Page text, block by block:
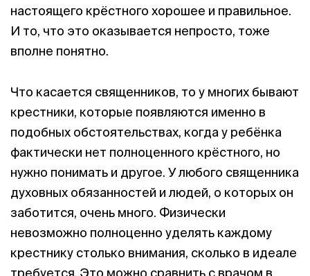
настоящего крёстного хорошее и правильное.
И то, что это оказывается непросто, тоже
вполне понятно.
Что касается священников, то у многих бывают
крестники, которые появляются именно в
подобных обстоятельствах, когда у ребёнка
фактически нет полноценного крёстного, но
нужно понимать и другое. У любого священника
духовных обязанностей и людей, о которых он
заботится, очень много. Физически
невозможно полноценно уделять каждому
крестнику столько внимания, сколько в идеале
требуется. Это можно сравнить с врачом в